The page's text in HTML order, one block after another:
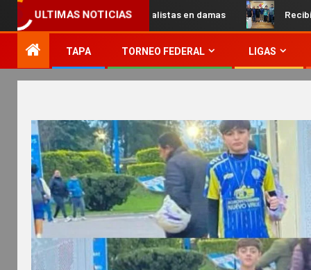
ULTIMAS NOTICIAS
los semifinalistas en damas Recibimos la visita de
TAPA TORNEO FEDERAL LIGAS